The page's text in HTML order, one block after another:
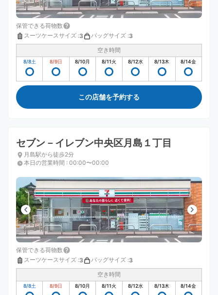
保管できる荷物数
スーツケースサイズ :3 バッグサイズ :3
空き時間
8/8土 8/9日 8/10月 8/11火 8/12水 8/13木 8/14金
この店舗を予約する
セブン－イレブン中央区月島１丁目
月島駅から徒歩2分
本日の営業時間 : 00:00〜00:00
保管できる荷物数
スーツケースサイズ :3 バッグサイズ :3
空き時間
8/8土 8/9日 8/10月 8/11火 8/12水 8/13木 8/14金